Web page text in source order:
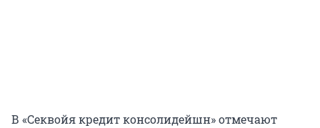
В «Секвойя кредит консолидейшн» отмечают